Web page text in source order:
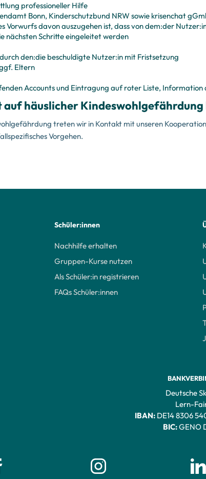
professioneller Hilfe
Bonn, Kinderschutzbund NRW sowie krisenchat
Vorwurfs davon auszugehen ist, dass von dem:der
nächsten Schritte eingeleitet werden
den:die beschuldigte Nutzer:in mit Fristsetzung
Eltern
Accounts und Eintragung auf roter Liste, Information
auf häuslicher
treten wir in Kontakt mit unseren
Vorgehen.
Schüler:innen
Nachhilfe erhalten
Gruppen-Kurse nutzen
Als Schüler:in registrieren
FAQs Schüler:innen
Deutsche
Lern-
IBAN: DE14 8306
BIC:GENO